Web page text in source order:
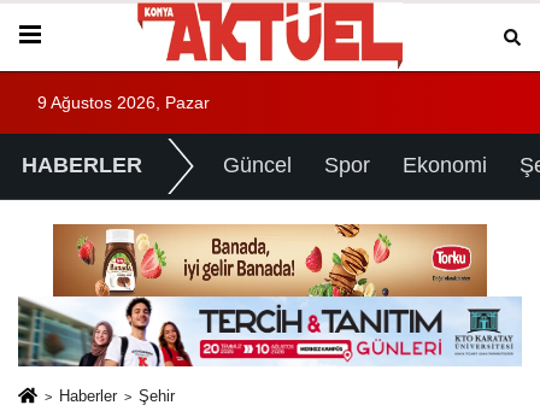
9 Ağustos 2026, Pazar
HABERLER Güncel Spor Ekonomi
Haberler Şehir